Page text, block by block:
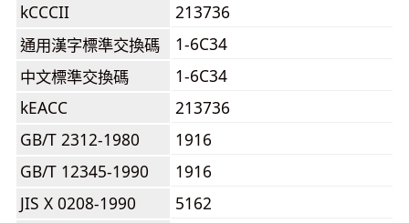
kCCCII
213736
通用漢字標準交換碼
1-6C34
中文標準交換碼
1-6C34
kEACC
213736
GB/T 2312-1980
1916
GB/T 12345-1990
1916
JIS X 0208-1990
5162